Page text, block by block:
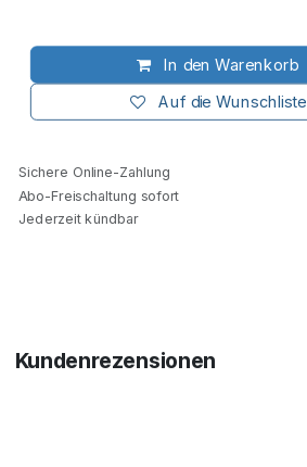
In den Warenkorb
Auf die Wunschliste
Sichere Online-Zahlung
Abo-Freischaltung sofort
Jederzeit kündbar
Kundenrezensionen